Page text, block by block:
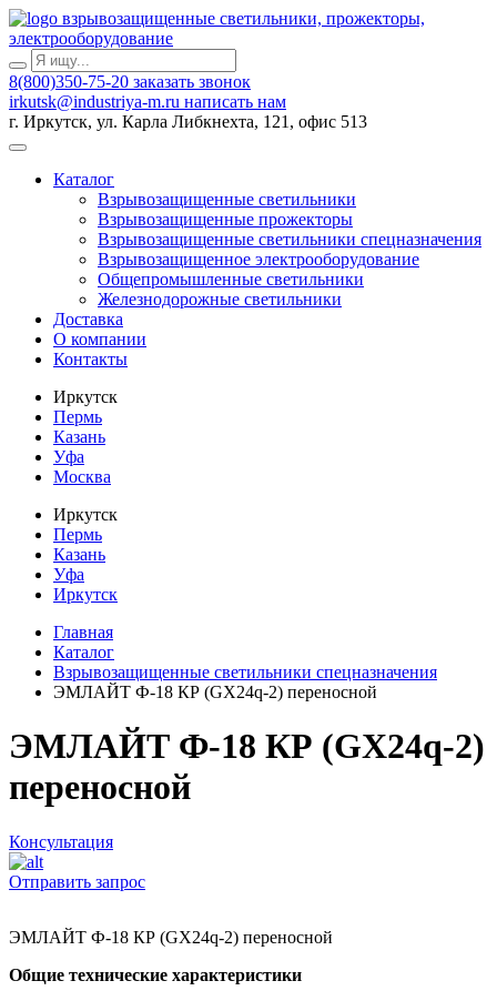
взрывозащищенные светильники, прожекторы,
электрооборудование
8(800)350-75-20 заказать звонок
irkutsk@industriya-m.ru написать нам
г. Иркутск, ул. Карла Либкнехта, 121, офис 513
Каталог
Взрывозащищенные светильники
Взрывозащищенные прожекторы
Взрывозащищенные светильники спецназначения
Взрывозащищенное электрооборудование
Общепромышленные светильники
Железнодорожные светильники
Доставка
О компании
Контакты
Иркутск
Пермь
Казань
Уфа
Москва
Иркутск
Пермь
Казань
Уфа
Иркутск
Главная
Каталог
Взрывозащищенные светильники спецназначения
ЭМЛАЙТ Ф-18 КР (GX24q-2) переносной
ЭМЛАЙТ Ф-18 КР (GX24q-2)
переносной
Консультация
Отправить запрос
ЭМЛАЙТ Ф-18 КР (GX24q-2) переносной
Общие технические характеристики